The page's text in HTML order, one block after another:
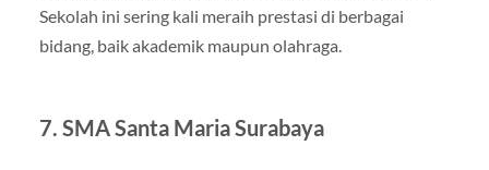
Sekolah ini sering kali meraih prestasi di berbagai
bidang, baik akademik maupun olahraga.
7. SMA Santa Maria Surabaya